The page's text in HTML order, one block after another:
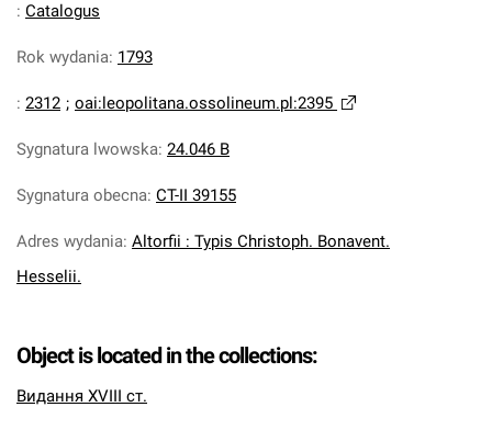
: Catalogus
Rok wydania: 1793
: 2312 ; oai:leopolitana.ossolineum.pl:2395
Sygnatura lwowska: 24.046 B
Sygnatura obecna: CT-II 39155
Adres wydania: Altorfii : Typis Christoph. Bonavent.
Hesselii.
Object is located in the collections:
Видання XVIII ст.